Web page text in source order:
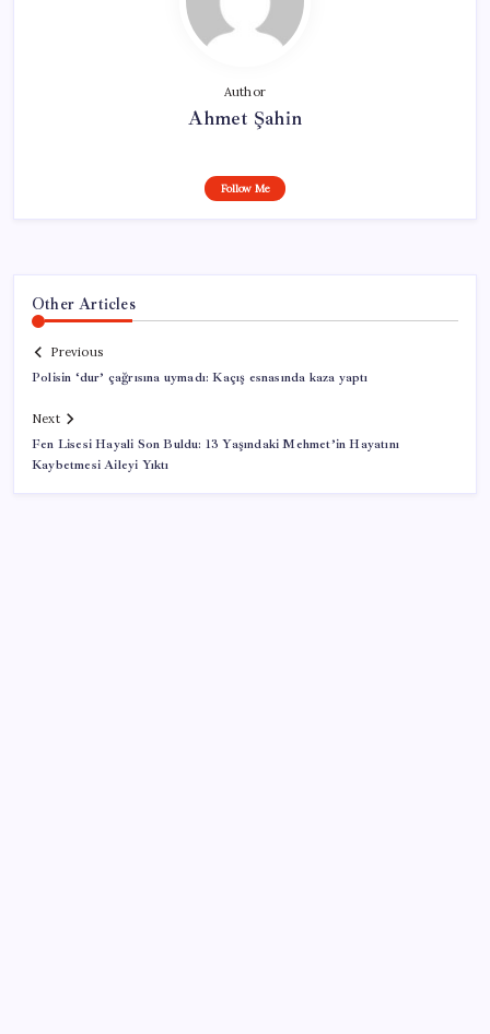
Author
Ahmet Şahin
Follow Me
Other Articles
Previous
Polisin ‘dur’ çağrısına uymadı: Kaçış esnasında kaza yaptı
Next
Fen Lisesi Hayali Son Buldu: 13 Yaşındaki Mehmet’in Hayatını
Kaybetmesi Aileyi Yıktı